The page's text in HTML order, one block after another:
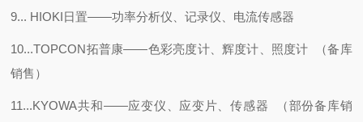
9... HIOKI日置——功率分析仪、记录仪、电流传感器
10...TOPCON拓普康——色彩亮度计、辉度计、照度计 （备库
销售）
11...KYOWA共和——应变仪、应变片、传感器 （部份备库销